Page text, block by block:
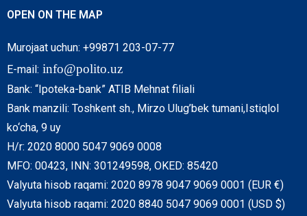
OPEN ON THE MAP
Murojaat uchun: +99871 203-07-77
E-mail: info@polito.uz
Bank: “Ipoteka-bank” ATIB Mehnat filiali
Bank manzili: Toshkent sh., Mirzo Ulug’bek tumani,Istiqlol
ko‘cha, 9 uy
H/r: 2020 8000 5047 9069 0008
MFO: 00423, INN: 301249598, OKED: 85420
Valyuta hisob raqami: 2020 8978 9047 9069 0001 (EUR €)
Valyuta hisob raqami: 2020 8840 5047 9069 0001 (USD $)